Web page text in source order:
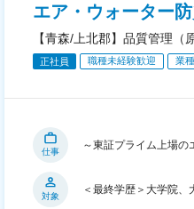
エア・ウォーター
【青森/上北郡】品質管理
正社員 職種未経験歓迎 業
仕事
～東証プライム上場
対象
＜最終学歴＞大学院